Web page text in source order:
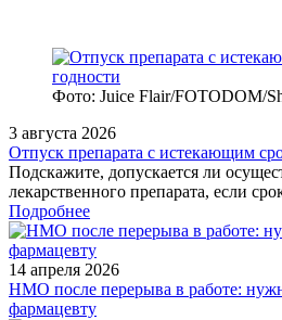
Фото: Juice Flair/FOTODOM/
3 августа 2026
Отпуск препарата с истекающим
Подскажите, допускается ли
лекарственного препарата, если
Подробнее
14 апреля 2026
НМО после перерыва в работе:
фармацевту